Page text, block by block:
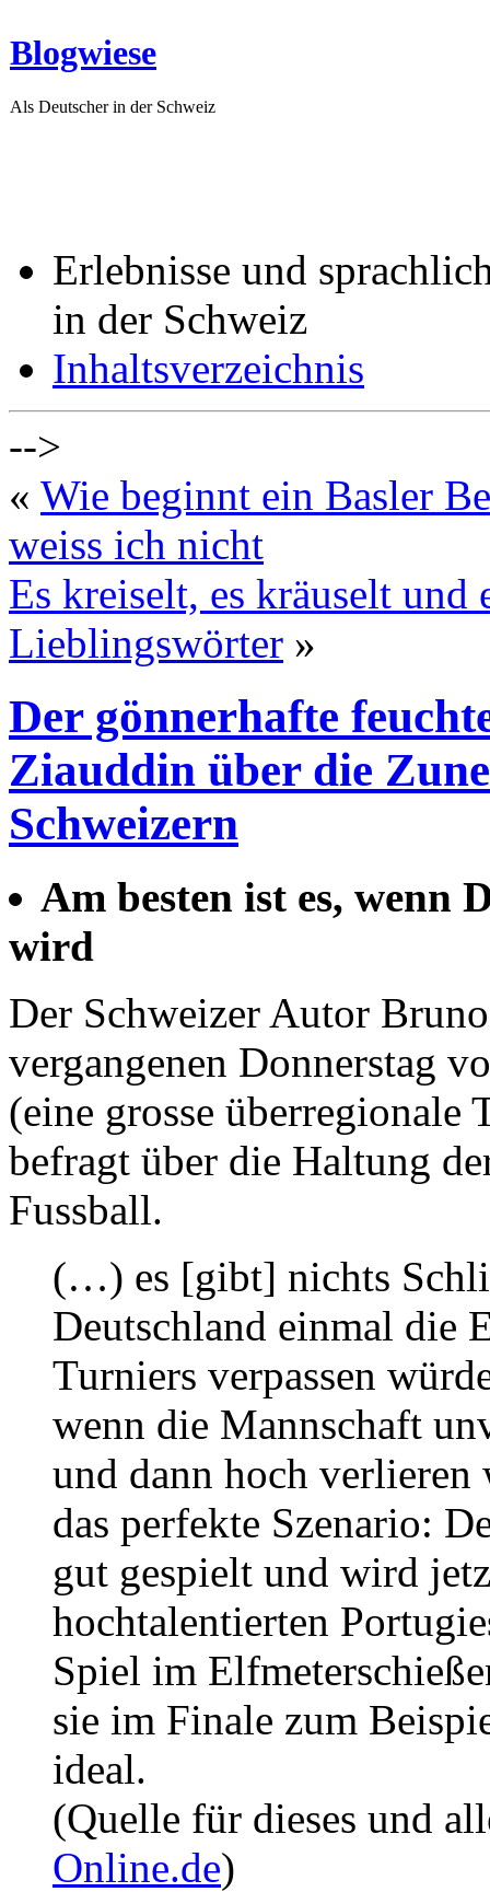
Blogwiese
Als Deutscher in der Schweiz
Erlebnisse und
in der Schweiz
Inhaltsverzeichnis
-->
« Wie beginnt ein Basler
weiss ich nicht
Es kreiselt, es kräuselt
Lieblingswörter »
Der gönnerhafte
Ziauddin über die
Schweizern
Am besten ist es, wenn
wird
Der Schweizer Autor
vergangenen Donnerstag
(eine grosse überregionale
befragt über die Haltung
Fussball.
(…) es [gibt] nichts
Deutschland einmal die
Turniers verpassen
wenn die Mannschaft
und dann hoch verlieren
das perfekte Szenario:
gut gespielt und wird
hochtalentierten
Spiel im
sie im Finale zum
ideal.
(Quelle für dieses und
Online.de)